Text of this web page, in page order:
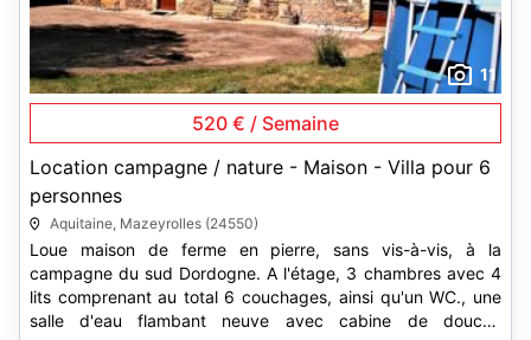
11
520 € / Semaine
Location campagne / nature - Maison - Villa pour 6
personnes
Aquitaine, Mazeyrolles (24550)
Loue maison de ferme en pierre, sans vis-à-vis, à la
campagne du sud Dordogne. A l'étage, 3 chambres avec 4
lits comprenant au total 6 couchages, ainsi qu'un WC., une
salle d'eau flambant neuve avec cabine de douche